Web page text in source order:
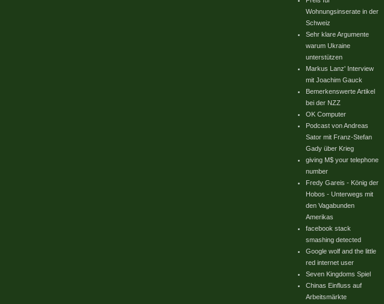
Wohnungsinserate in der
Schweiz
Sehr klare Argumente
warum Ukraine
unterstützen
Markus Lanz' Interview
mit Joachim Gauck
Bemerkenswerte Artikel
bei der NZZ
OK Computer
Podcast von Andreas
Sator mit Franz-Stefan
Gady über Krieg
giving M$ your telephone
number
Fredy Gareis - König der
Hobos - Unterwegs mit
den Vagabunden
Amerikas
facebook stack
smashing detected
Google wolf and the little
red internet user
Seven Kingdoms Spiel
Chinas Einfluss auf
Arbeitsmärkte